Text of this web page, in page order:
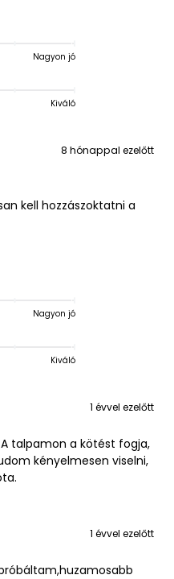
Nagyon jó
Kiváló
8 hónappal ezelőtt
kell hozzászoktatni a
Nagyon jó
Kiváló
1 évvel ezelőtt
talpamon a kötést fogja,
kényelmesen viselni,
1 évvel ezelőtt